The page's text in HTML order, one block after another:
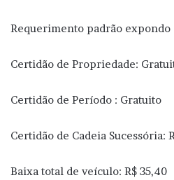
Requerimento padrão expondo
Certidão de Propriedade:
Certidão de Período : Gratuito
Certidão de Cadeia Sucessória:
Baixa total de veículo: R$ 35,40